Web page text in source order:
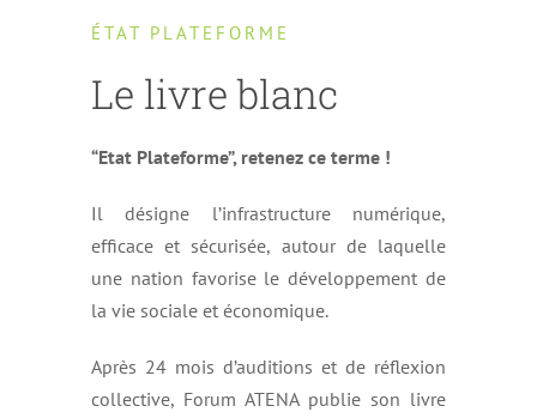
ÉTAT PLATEFORME
Le livre blanc
“Etat Plateforme”, retenez ce terme !
Il désigne l’infrastructure numérique,
efficace et sécurisée, autour de laquelle
une nation favorise le développement de
la vie sociale et économique.
Après 24 mois d’auditions et de réflexion
collective, Forum ATENA publie son livre